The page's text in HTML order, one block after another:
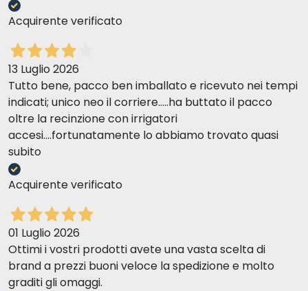
Acquirente verificato
13 Luglio 2026
Tutto bene, pacco ben imballato e ricevuto nei tempi
indicati; unico neo il corriere.....ha buttato il pacco
oltre la recinzione con irrigatori
accesi....fortunatamente lo abbiamo trovato quasi
subito
Acquirente verificato
01 Luglio 2026
Ottimi i vostri prodotti avete una vasta scelta di
brand a prezzi buoni veloce la spedizione e molto
graditi gli omaggi.